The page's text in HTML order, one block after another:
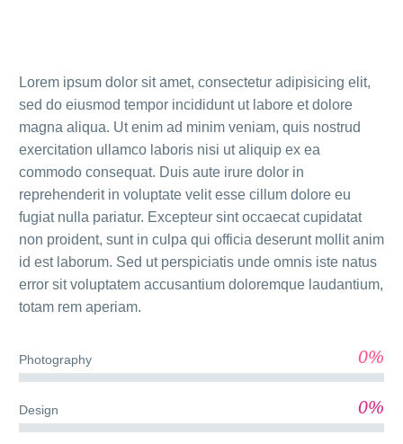
Lorem ipsum dolor sit amet, consectetur adipisicing elit,
sed do eiusmod tempor incididunt ut labore et dolore
magna aliqua. Ut enim ad minim veniam, quis nostrud
exercitation ullamco laboris nisi ut aliquip ex ea
commodo consequat. Duis aute irure dolor in
reprehenderit in voluptate velit esse cillum dolore eu
fugiat nulla pariatur. Excepteur sint occaecat cupidatat
non proident, sunt in culpa qui officia deserunt mollit anim
id est laborum. Sed ut perspiciatis unde omnis iste natus
error sit voluptatem accusantium doloremque laudantium,
totam rem aperiam.
Photography 0%
Design 0%